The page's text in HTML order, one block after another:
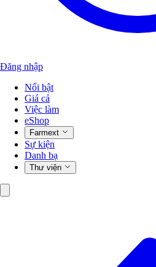
Đăng nhập
Nổi bật
Giá cả
Việc làm
eShop
Farmext
Sự kiện
Danh bạ
Thư viện